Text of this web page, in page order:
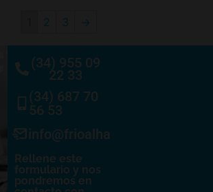
2 3 →
(34) 955 09
22 33
(34) 687 70
56 53
info@frioalhambra.com
Rellene este
formulario y nos
pondremos en